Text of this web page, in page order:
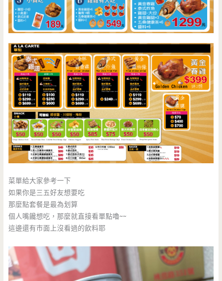
菜單給大家參考一下
如果你是三五好友想要吃
那麼點套餐是最為划算
個人嘴饞想吃，那麼就直接看單點嚕~~
這邊還有市面上沒看過的飲料耶